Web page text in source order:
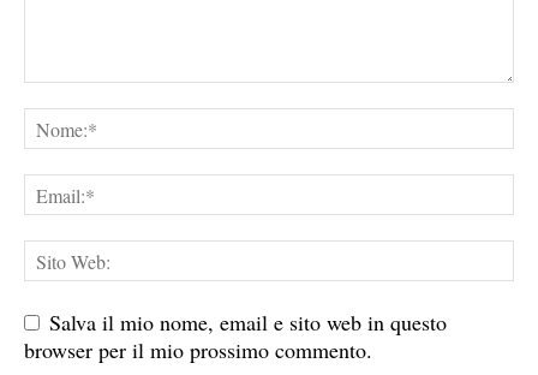
Salva il mio nome, email e sito web in questo
browser per il mio prossimo commento.